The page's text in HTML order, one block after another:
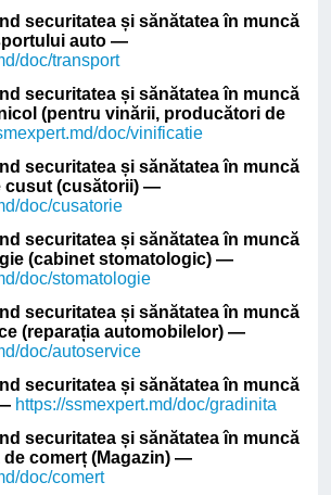
securitatea și sănătatea în muncă
auto —
doc/transport
securitatea și sănătatea în muncă
(pentru vinării, producători de
doc/vinificatie
securitatea și sănătatea în muncă
cusut (cusătorii) —
doc/cusatorie
securitatea și sănătatea în muncă
(cabinet stomatologic) —
doc/stomatologie
securitatea și sănătatea în muncă
(reparația automobilelor) —
doc/autoservice
securitatea și sănătatea în muncă
https://ssmexpert.md/doc/gradinita
securitatea și sănătatea în muncă
comerț (Magazin) —
doc/comert